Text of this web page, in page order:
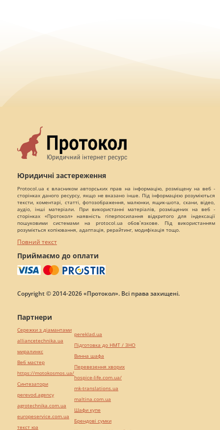
Юридичні застереження
Protocol.ua є власником авторських прав на інформацію, розміщену на веб -
сторінках даного ресурсу, якщо не вказано інше. Під інформацією розуміються
тексти, коментарі, статті, фотозображення, малюнки, ящик-шота, скани, відео,
аудіо, інші матеріали. При використанні матеріалів, розміщених на веб -
сторінках «Протокол» наявність гіперпосилання відкритого для індексації
пошуковими системами на protocol.ua обов`язкове. Під використанням
розуміється копіювання, адаптація, рерайтинг, модифікація тощо.
Повний текст
Приймаємо до оплати
Copyright © 2014-2026 «Протокол». Всі права захищені.
Партнери
Сережки з діамантами
alliancetechnika.ua
миралинкс
Веб мастер
https://motokosmos.ua/
Синтезатори
perevod.agency
agrotechnika.com.ua
europeservice.com.ua
текст юа
pereklad.ua
Підготовка до НМТ / ЗНО
Винна шафа
Перевезення хворих
hospice-life.com.ua/
mk-translations.ua
maltina.com.ua
Шафи купе
Брендові сумки